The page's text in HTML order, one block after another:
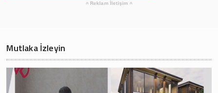
Reklam İletişim
Mutlaka İzleyin